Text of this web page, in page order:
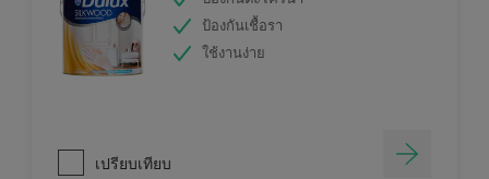
ป้องกันเชื้อรา
ใช้งานง่าย
เปรียบเทียบ